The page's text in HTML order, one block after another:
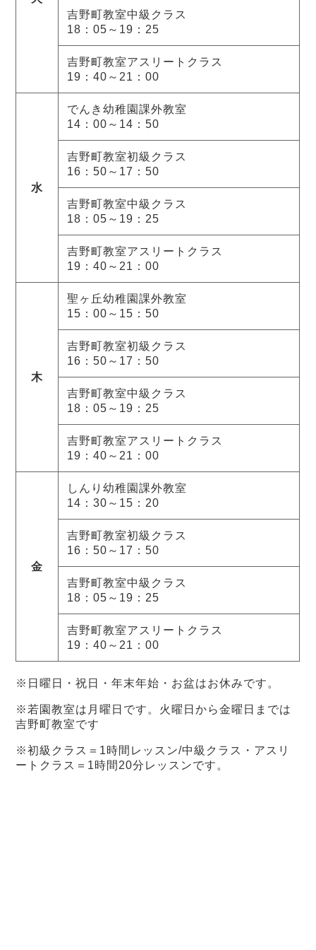
吉野町教室中級クラス
18：05～19：25
吉野町教室アスリートクラス
19：40～21：00
水
でんき幼稚園課外教室
14：00～14：50
吉野町教室初級クラス
16：50～17：50
吉野町教室中級クラス
18：05～19：25
吉野町教室アスリートクラス
19：40～21：00
木
聖ヶ丘幼稚園課外教室
15：00～15：50
吉野町教室初級クラス
16：50～17：50
吉野町教室中級クラス
18：05～19：25
吉野町教室アスリートクラス
19：40～21：00
金
しんり幼稚園課外教室
14：30～15：20
吉野町教室初級クラス
16：50～17：50
吉野町教室中級クラス
18：05～19：25
吉野町教室アスリートクラス
19：40～21：00
※日曜日・祝日・年末年始・お盆はお休みです。
※若園教室は月曜日です。火曜日から金曜日までは
吉野町教室です
※初級クラス＝1時間レッスン/中級クラス・アスリ
ートクラス＝1時間20分レッスンです。